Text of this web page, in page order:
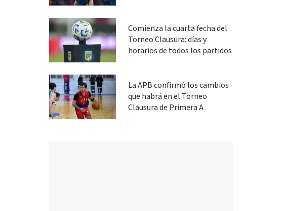
Comienza la cuarta fecha del
Torneo Clausura: días y
horarios de todos los partidos
La APB confirmó los cambios
que habrá en el Torneo
Clausura de Primera A